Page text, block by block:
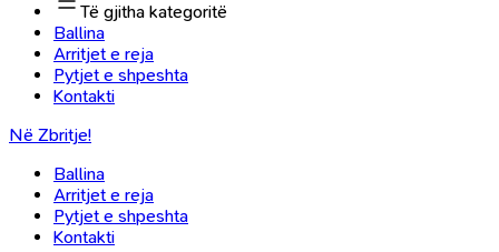
Të gjitha kategoritë
Ballina
Arritjet e reja
Pytjet e shpeshta
Kontakti
Në Zbritje!
Ballina
Arritjet e reja
Pytjet e shpeshta
Kontakti